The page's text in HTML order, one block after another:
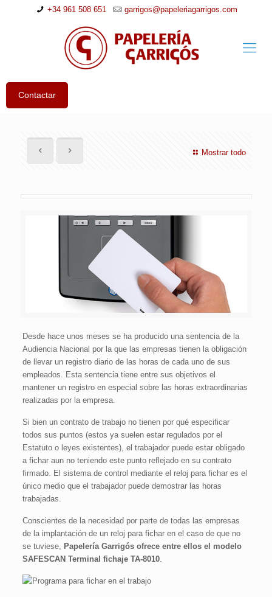
+34 961 508 651 garrigos@papeleriagarrigos.com
Contactar
Mostrar todo
Desde hace unos meses se ha producido una sentencia de la
Audiencia Nacional por la que las empresas tienen la obligación
de llevar un registro diario de las horas de cada uno de sus
empleados. Esta sentencia tiene entre sus objetivos el
mantener un registro en especial sobre las horas extraordinarias
realizadas por la empresa.
Si bien un contrato de trabajo no tienen por qué especificar
todos sus puntos (estos ya suelen estar regulados por el
Estatuto o leyes existentes), el trabajador puede estar obligado
a fichar aun no teniendo este punto reflejado en su contrato
firmado. El sistema de control mediante el reloj para fichar es el
único medio que el trabajador puede demostrar las horas
trabajadas.
Conscientes de la necesidad por parte de todas las empresas
de la implantación de un reloj para fichar en el caso de que no
se tuviese, Papelería Garrigós ofrece entre ellos el modelo
SAFESCAN Terminal fichaje TA-8010.